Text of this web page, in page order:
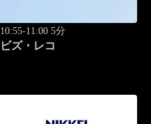
10:55-11:00 5分
ビズ・レコ